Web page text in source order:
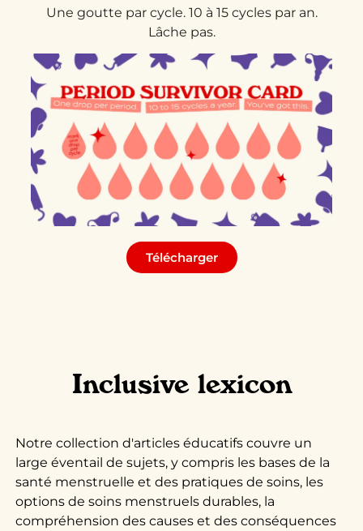
Une goutte par cycle. 10 à 15 cycles par an.
Lâche pas.
Télécharger
Inclusive lexicon
Notre collection d'articles éducatifs couvre un
large éventail de sujets, y compris les bases de la
santé menstruelle et des pratiques de soins, les
options de soins menstruels durables, la
compréhension des causes et des conséquences